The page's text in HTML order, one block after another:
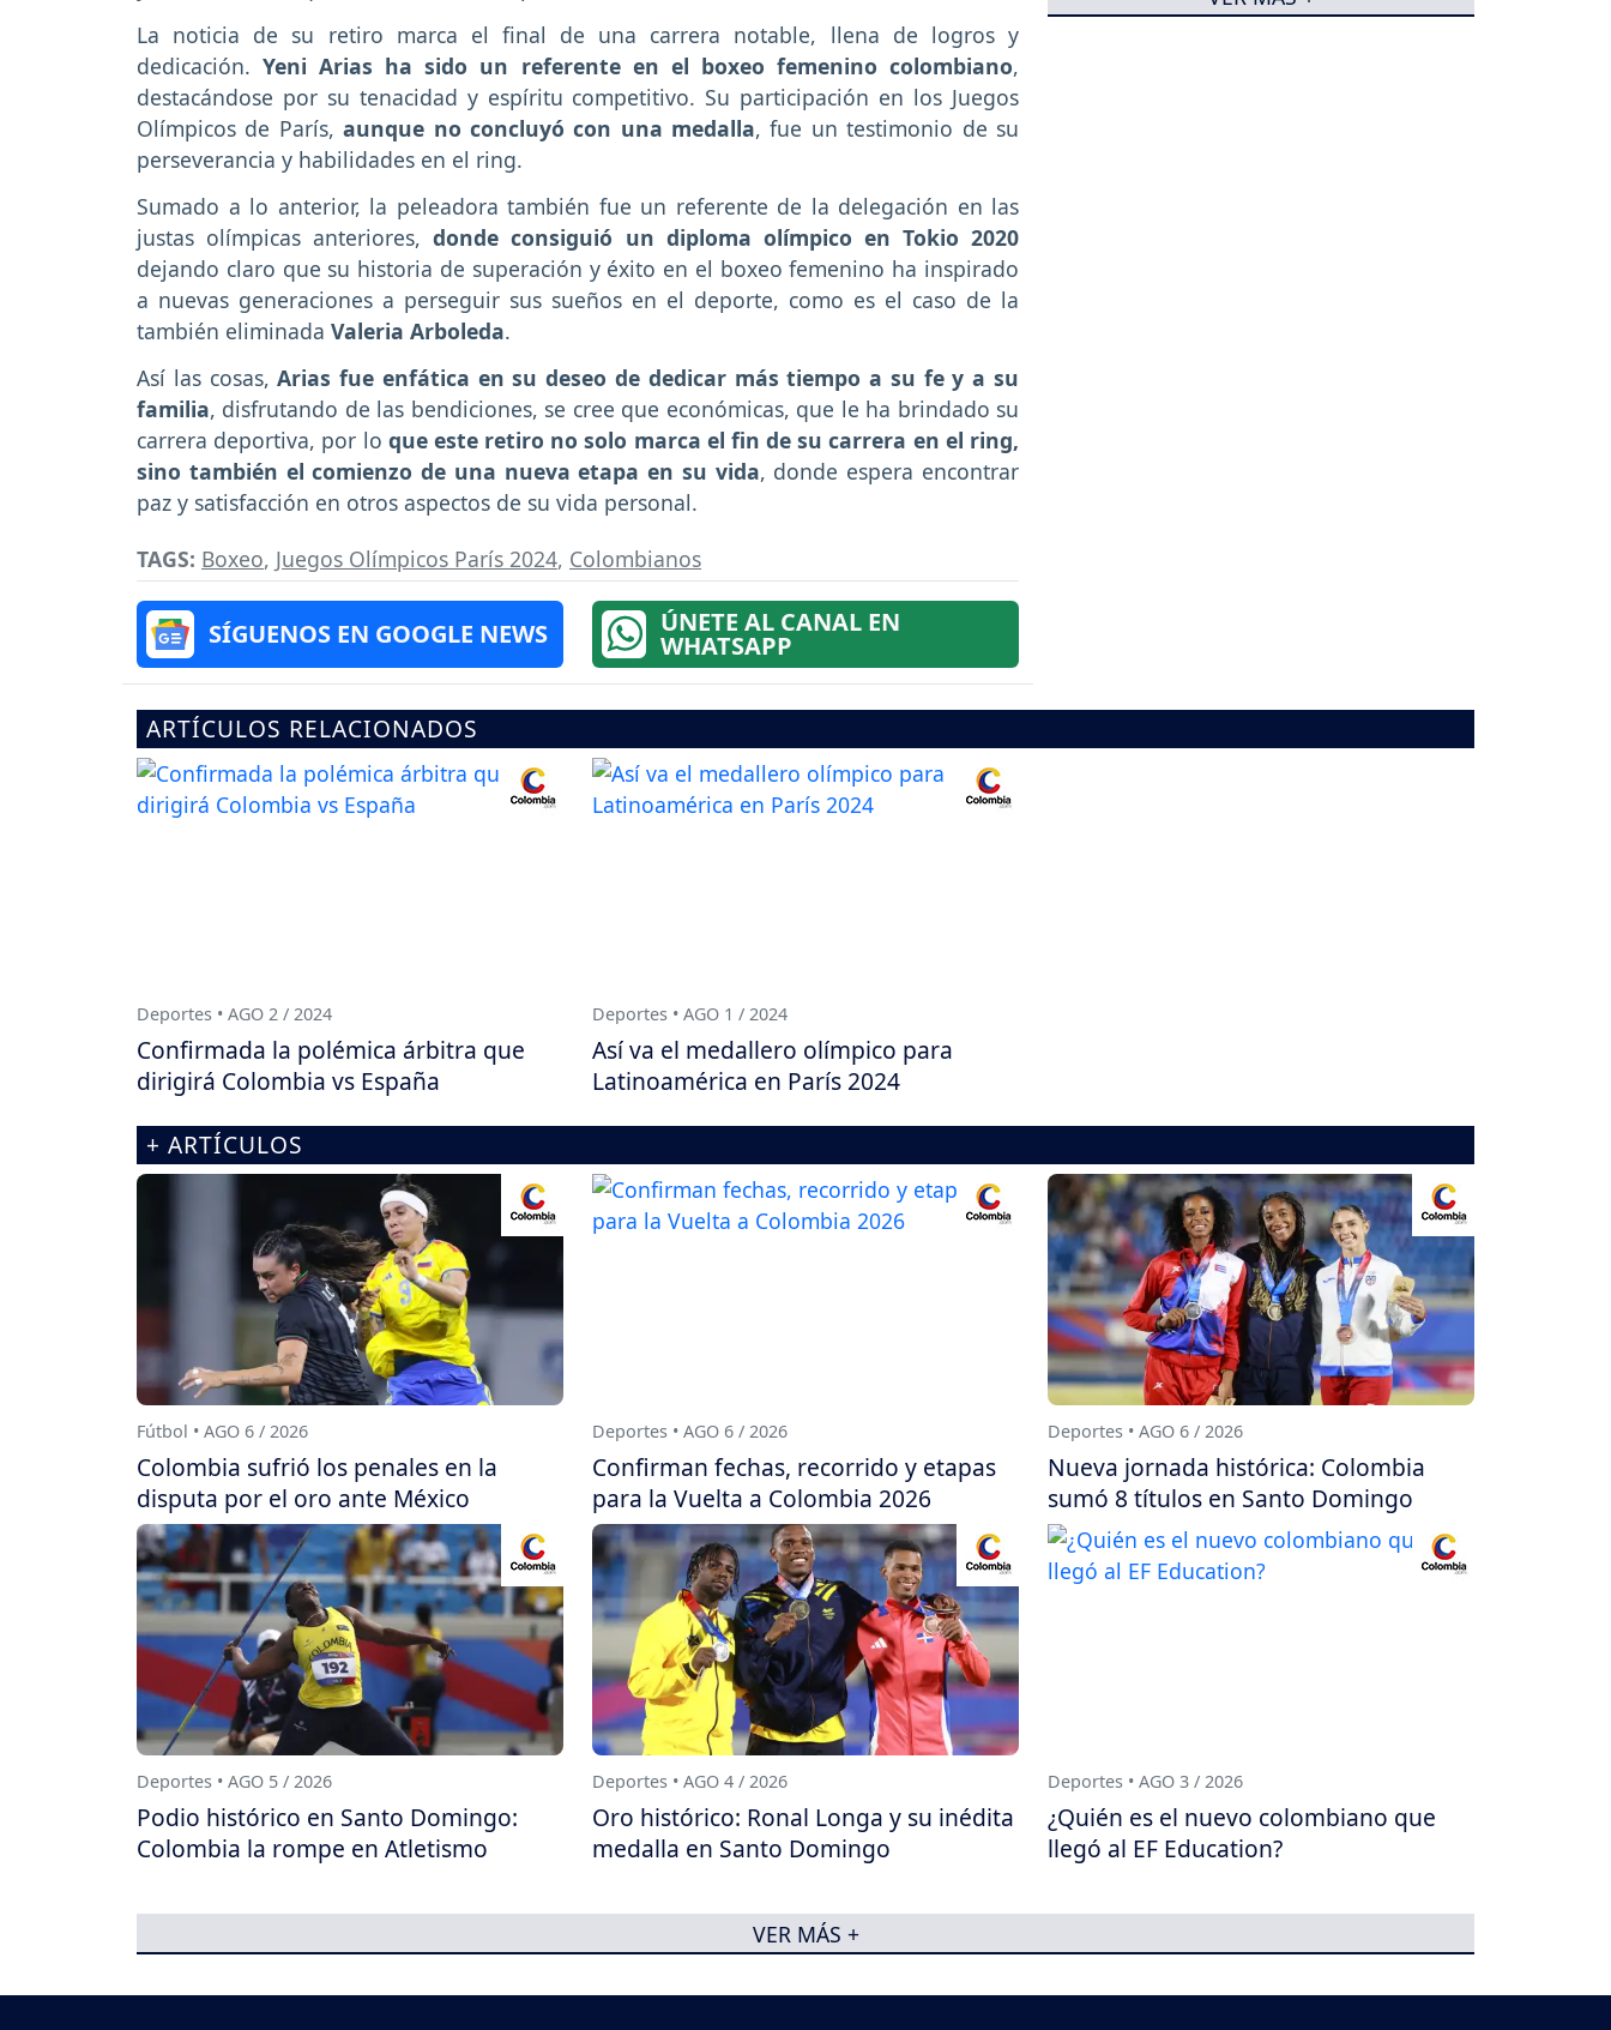
La noticia de su retiro marca el final de una carrera notable, llena de logros y
dedicación.Yeni Arias ha sido un referente en el boxeo femenino colombiano,
destacándose por su tenacidad y espíritu competitivo. Su participación en los Juegos
Olímpicos de París,aunque no concluyó con una medalla, fue un testimonio de su
perseverancia y habilidades en el ring.
Sumado a lo anterior, la peleadora también fue un referente de la delegación en las
justas olímpicas anteriores,donde consiguió un diploma olímpico en Tokio 2020
dejando claro que su historia de superación y éxito en el boxeo femenino ha inspirado
a nuevas generaciones a perseguir sus sueños en el deporte, como es el caso de la
también eliminada Valeria Arboleda.
Así las cosas,Arias fue enfática en su deseo de dedicar más tiempo a su fe y a su
familia, disfrutando de las bendiciones, se cree que económicas, que le ha brindado su
carrera deportiva, por lo que este retiro no solo marca el fin de su carrera en el ring,
sino también el comienzo de una nueva etapa en su vida, donde espera encontrar
paz y satisfacción en otros aspectos de su vida personal.
TAGS: Boxeo, Juegos Olímpicos París 2024, Colombianos
SÍGUENOS EN GOOGLE NEWS ÚNETE AL CANAL EN
WHATSAPP
ARTÍCULOS RELACIONADOS
Deportes • AGO 2 / 2024
Confirmada la polémica árbitra que
dirigirá Colombia vs España
Deportes • AGO 1 / 2024
Así va el medallero olímpico para
Latinoamérica en París 2024
+ ARTÍCULOS
Fútbol • AGO 6 / 2026
Colombia sufrió los penales en la
disputa por el oro ante México
Deportes • AGO 6 / 2026
Confirman fechas, recorrido y etapas
para la Vuelta a Colombia 2026
Deportes • AGO 6 / 2026
Nueva jornada histórica: Colombia
sumó 8 títulos en Santo Domingo
Deportes • AGO 5 / 2026
Podio histórico en Santo Domingo:
Colombia la rompe en Atletismo
Deportes • AGO 4 / 2026
Oro histórico: Ronal Longa y su inédita
medalla en Santo Domingo
Deportes • AGO 3 / 2026
¿Quién es el nuevo colombiano que
llegó al EF Education?
VER MÁS +